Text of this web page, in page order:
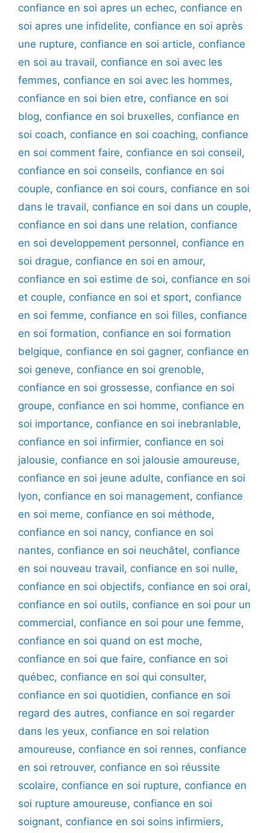
confiance en soi apres un echec, confiance en
soi apres une infidelite, confiance en soi après
une rupture, confiance en soi article, confiance
en soi au travail, confiance en soi avec les
femmes, confiance en soi avec les hommes,
confiance en soi bien etre, confiance en soi
blog, confiance en soi bruxelles, confiance en
soi coach, confiance en soi coaching, confiance
en soi comment faire, confiance en soi conseil,
confiance en soi conseils, confiance en soi
couple, confiance en soi cours, confiance en soi
dans le travail, confiance en soi dans un couple,
confiance en soi dans une relation, confiance
en soi developpement personnel, confiance en
soi drague, confiance en soi en amour,
confiance en soi estime de soi, confiance en soi
et couple, confiance en soi et sport, confiance
en soi femme, confiance en soi filles, confiance
en soi formation, confiance en soi formation
belgique, confiance en soi gagner, confiance en
soi geneve, confiance en soi grenoble,
confiance en soi grossesse, confiance en soi
groupe, confiance en soi homme, confiance en
soi importance, confiance en soi inebranlable,
confiance en soi infirmier, confiance en soi
jalousie, confiance en soi jalousie amoureuse,
confiance en soi jeune adulte, confiance en soi
lyon, confiance en soi management, confiance
en soi meme, confiance en soi méthode,
confiance en soi nancy, confiance en soi
nantes, confiance en soi neuchâtel, confiance
en soi nouveau travail, confiance en soi nulle,
confiance en soi objectifs, confiance en soi oral,
confiance en soi outils, confiance en soi pour un
commercial, confiance en soi pour une femme,
confiance en soi quand on est moche,
confiance en soi que faire, confiance en soi
québec, confiance en soi qui consulter,
confiance en soi quotidien, confiance en soi
regard des autres, confiance en soi regarder
dans les yeux, confiance en soi relation
amoureuse, confiance en soi rennes, confiance
en soi retrouver, confiance en soi réussite
scolaire, confiance en soi rupture, confiance en
soi rupture amoureuse, confiance en soi
soignant, confiance en soi soins infirmiers,